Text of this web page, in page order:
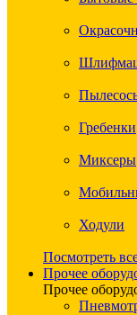
Гребенки
Миксеры
Ходули
Посмотреть
Прочее
Прочее